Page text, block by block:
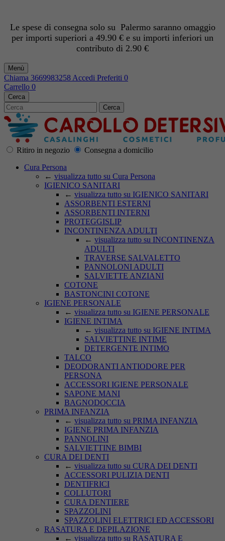
Le spese di consegna solo su Palermo saranno omaggio
per importi superiori a 49.90 € e su importi inferiori un
contributo di 2.90 €
Menù
Chiama 3669983258 Accedi Preferiti 0
Carrello 0
Cerca
Cerca
Ritiro in negozio
Consegna a domicilio
Cura Persona
← visualizza tutto su Cura Persona
IGIENICO SANITARI
← visualizza tutto su IGIENICO SANITARI
ASSORBENTI ESTERNI
ASSORBENTI INTERNI
PROTEGGISLIP
INCONTINENZA ADULTI
← visualizza tutto su INCONTINENZA
ADULTI
TRAVERSE SALVALETTO
PANNOLONI ADULTI
SALVIETTE ANZIANI
COTONE
BASTONCINI COTONE
IGIENE PERSONALE
← visualizza tutto su IGIENE PERSONALE
IGIENE INTIMA
← visualizza tutto su IGIENE INTIMA
SALVIETTINE INTIME
DETERGENTE INTIMO
TALCO
DEODORANTI ANTIODORE PER
PERSONA
ACCESSORI IGIENE PERSONALE
SAPONE MANI
BAGNODOCCIA
PRIMA INFANZIA
← visualizza tutto su PRIMA INFANZIA
IGIENE PRIMA INFANZIA
PANNOLINI
SALVIETTINE BIMBI
CURA DEI DENTI
← visualizza tutto su CURA DEI DENTI
ACCESSORI PULIZIA DENTI
DENTIFRICI
COLLUTORI
CURA DENTIERE
SPAZZOLINI
SPAZZOLINI ELETTRICI ED ACCESSORI
RASATURA E DEPILAZIONE
← visualizza tutto su RASATURA E